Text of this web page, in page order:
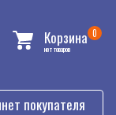
Корзина 0
нет товаров
покупателя